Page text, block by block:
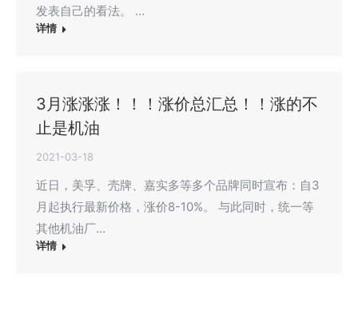
发表自己的看法。 …
详情
3月涨涨涨！！！涨价总汇总！！涨的不
止是机油
2021-03-18
近日，美孚、壳牌、嘉实多等多个品牌同时宣布：自3
月起执行最新价格，涨价8-10%。 与此同时，统一等
其他机油厂…
详情